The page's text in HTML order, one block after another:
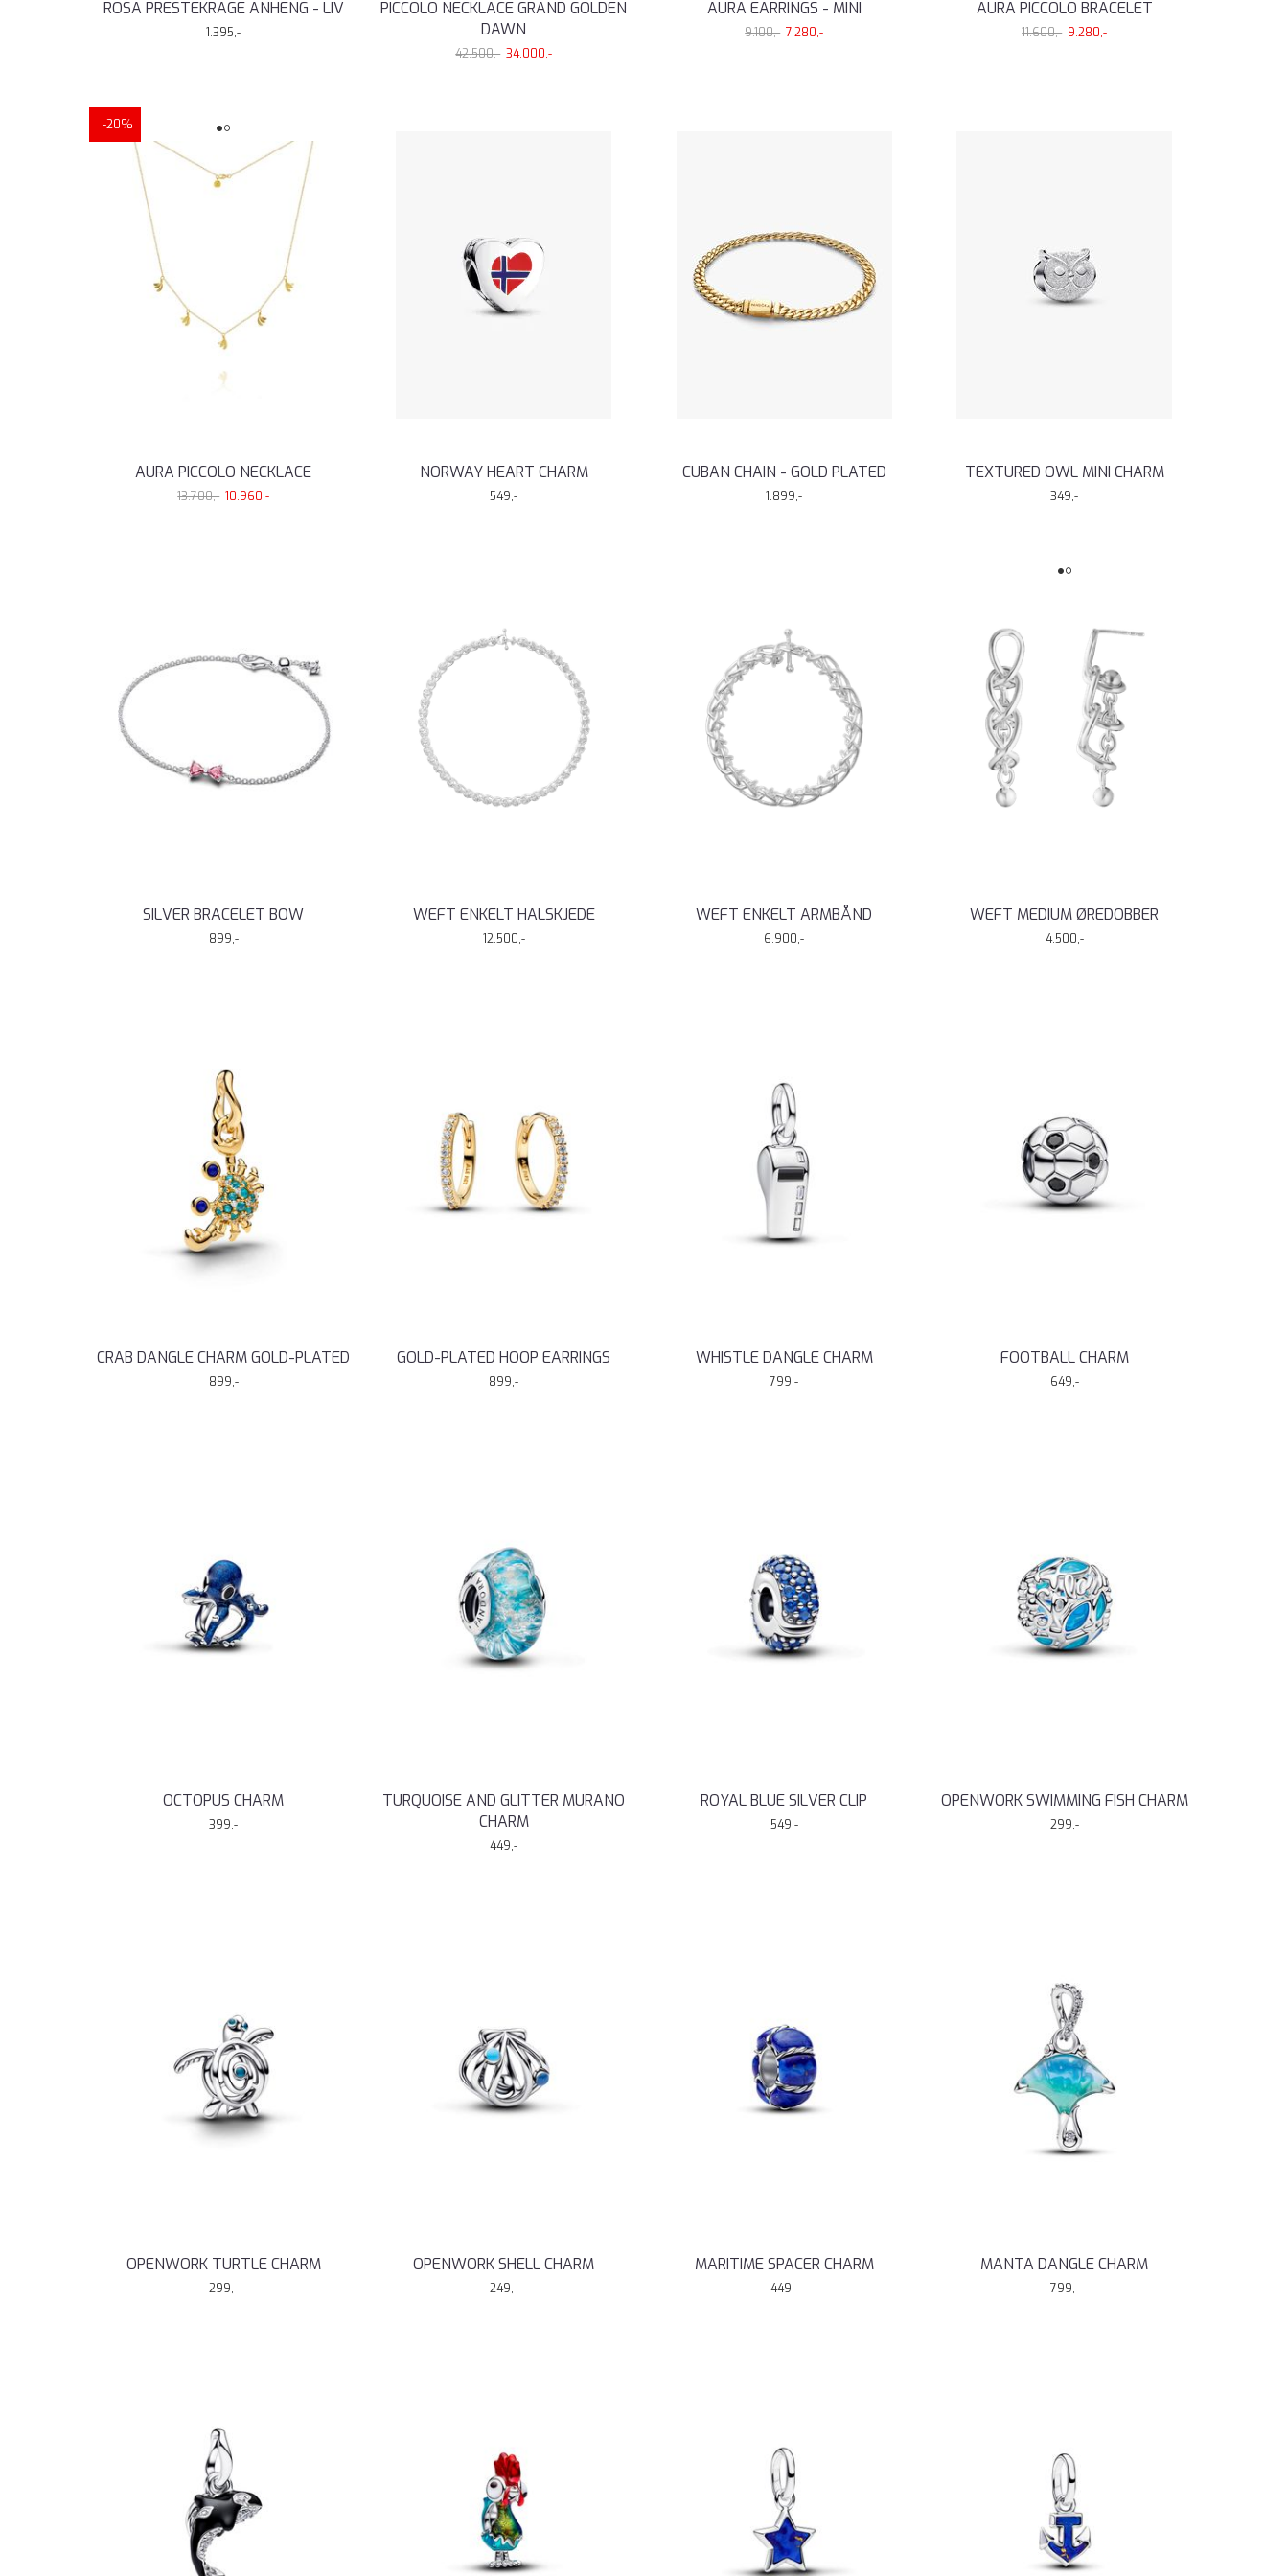
ROSA PRESTEKRAGE ANHENG - LIV
1.395,-
PICCOLO NECKLACE GRAND GOLDEN
DAWN
42.500,- 34.000,-
AURA EARRINGS - MINI
9.100,- 7.280,-
AURA PICCOLO BRACELET
11.600,- 9.280,-
-20%
AURA PICCOLO NECKLACE
13.700,- 10.960,-
NORWAY HEART CHARM
549,-
CUBAN CHAIN - GOLD PLATED
1.899,-
TEXTURED OWL MINI CHARM
349,-
SILVER BRACELET BOW
899,-
WEFT ENKELT HALSKJEDE
12.500,-
WEFT ENKELT ARMBÅND
6.900,-
WEFT MEDIUM ØREDOBBER
4.500,-
CRAB DANGLE CHARM GOLD-PLATED
899,-
GOLD-PLATED HOOP EARRINGS
899,-
WHISTLE DANGLE CHARM
799,-
FOOTBALL CHARM
649,-
OCTOPUS CHARM
399,-
TURQUOISE AND GLITTER MURANO
CHARM
449,-
ROYAL BLUE SILVER CLIP
549,-
OPENWORK SWIMMING FISH CHARM
299,-
OPENWORK TURTLE CHARM
299,-
OPENWORK SHELL CHARM
249,-
MARITIME SPACER CHARM
449,-
MANTA DANGLE CHARM
799,-